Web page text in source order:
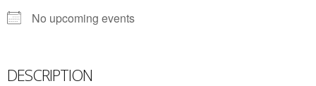
No upcoming events
DESCRIPTION